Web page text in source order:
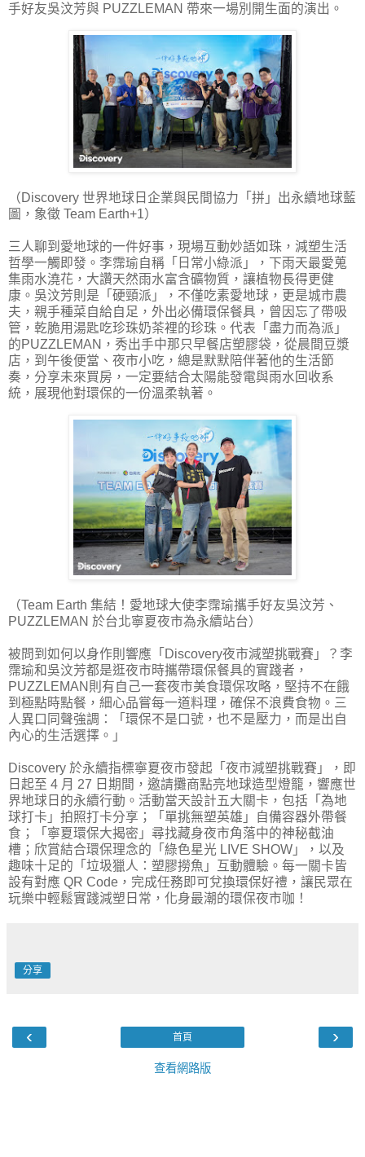
手好友吳汶芳與 PUZZLEMAN 帶來一場別開生面的演出。
（Discovery 世界地球日企業與民間協力「拼」出永續地球藍
圖，象徵 Team Earth+1）
三人聊到愛地球的一件好事，現場互動妙語如珠，減塑生活
哲學一觸即發。李霈瑜自稱「日常小綠派」，下雨天最愛蒐
集雨水澆花，大讚天然雨水富含礦物質，讓植物長得更健
康。吳汶芳則是「硬頸派」，不僅吃素愛地球，更是城市農
夫，親手種菜自給自足，外出必備環保餐具，曾因忘了帶吸
管，乾脆用湯匙吃珍珠奶茶裡的珍珠。代表「盡力而為派」
的PUZZLEMAN，秀出手中那只早餐店塑膠袋，從晨間豆漿
店，到午後便當、夜市小吃，總是默默陪伴著他的生活節
奏，分享未來買房，一定要結合太陽能發電與雨水回收系
統，展現他對環保的一份溫柔執著。
（Team Earth 集結！愛地球大使李霈瑜攜手好友吳汶芳、
PUZZLEMAN 於台北寧夏夜市為永續站台）
被問到如何以身作則響應「Discovery夜市減塑挑戰賽」？李
霈瑜和吳汶芳都是逛夜市時攜帶環保餐具的實踐者，
PUZZLEMAN則有自己一套夜市美食環保攻略，堅持不在餓
到極點時點餐，細心品嘗每一道料理，確保不浪費食物。三
人異口同聲強調：「環保不是口號，也不是壓力，而是出自
內心的生活選擇。」
Discovery 於永續指標寧夏夜市發起「夜市減塑挑戰賽」，即
日起至 4 月 27 日期間，邀請攤商點亮地球造型燈籠，響應世
界地球日的永續行動。活動當天設計五大關卡，包括「為地
球打卡」拍照打卡分享；「單挑無塑英雄」自備容器外帶餐
食；「寧夏環保大揭密」尋找藏身夜市角落中的神秘截油
槽；欣賞結合環保理念的「綠色星光 LIVE SHOW」，以及
趣味十足的「垃圾獵人：塑膠撈魚」互動體驗。每一關卡皆
設有對應 QR Code，完成任務即可兌換環保好禮，讓民眾在
玩樂中輕鬆實踐減塑日常，化身最潮的環保夜市咖！
分享
‹ ›
首頁
查看網路版